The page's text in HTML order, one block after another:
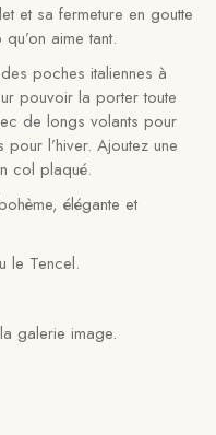
et sa fermeture en goutte
aime tant.
poches italiennes à
pouvoir la porter toute
de longs volants pour
pour l’hiver. Ajoutez une
col plaqué.
élégante et
le Tencel.
galerie image.